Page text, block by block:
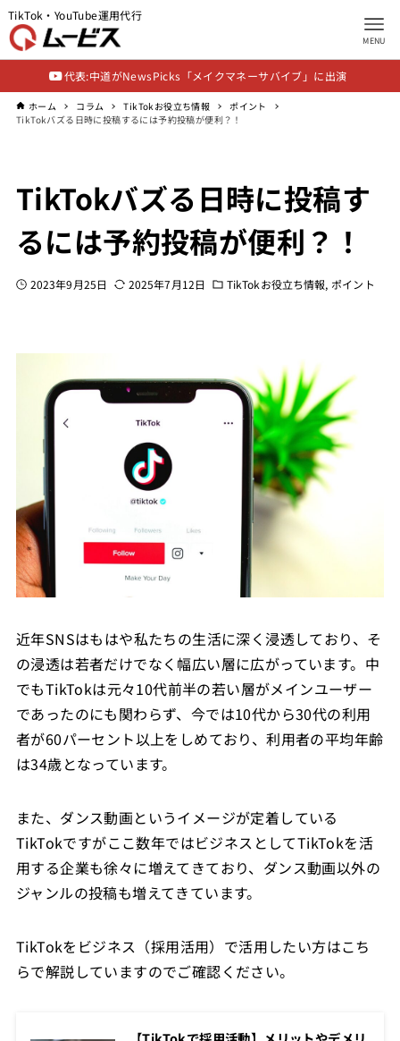
MENU
TikTok・YouTube運用代行
代表:中道がNewsPicks「メイクマネーサバイブ」に出演
ホーム コラム TikTokお役立ち情報
ポイント
TikTokバズる日時に投稿するには予約投稿が便利？！
TikTokバズる日時に投稿す
るには予約投稿が便利？！
2023年9月25日 2025年7月12日 TikTokお役立ち情報 ポイント
近年SNSはもはや私たちの生活に深く浸透しており、そ
の浸透は若者だけでなく幅広い層に広がっています。中
でもTikTokは元々10代前半の若い層がメインユーザー
であったのにも関わらず、今では10代から30代の利用
者が60パーセント以上をしめており、利用者の平均年齢
は34歳となっています。
また、ダンス動画というイメージが定着している
TikTokですがここ数年ではビジネスとしてTikTokを活
用する企業も徐々に増えてきており、ダンス動画以外の
ジャンルの投稿も増えてきています。
TikTokをビジネス（採用活用）で活用したい方はこち
らで解説していますのでご確認ください。